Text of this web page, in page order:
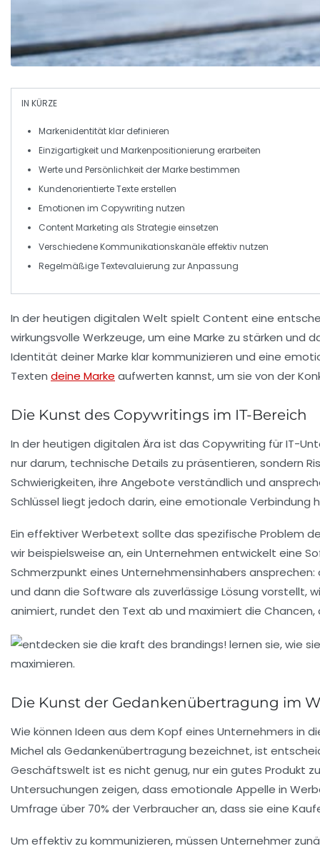
IN KÜRZE
Markenidentitätklar definieren
Einzigartigkeit und Markenpositionierung erarbeiten
Werteund Persönlichkeit der Marke bestimmen
KundenorientierteTexte erstellen
Emotionen im Copywriting nutzen
Content Marketing als Strategie einsetzen
VerschiedeneKommunikationskanäle effektiv nutzen
RegelmäßigeTextevaluierung zur Anpassung
In der heutigen digitalen Welt spielt Content eine
wirkungsvolle Werkzeuge, um eine Marke zu stärken und
Identität deiner Marke klar kommunizieren und eine
Texten deine Marke aufwerten kannst, um sie von der
Die Kunst des Copywritings im IT-Bereich
In der heutigen digitalen Ära ist das Copywriting für IT-
nur darum, technische Details zu präsentieren, sondern
Schwierigkeiten, ihre Angebote verständlich und
Schlüssel liegt jedoch darin, eine emotionale Verbindung
Ein effektiver Werbetext sollte das spezifische Problem
wir beispielsweise an, ein Unternehmen entwickelt eine
Schmerzpunkt eines Unternehmensinhabers
und dann die Software als zuverlässige Lösung vorstellt,
animiert, rundet den Text ab und maximiert die
Die Kunst der Gedankenübertragung im
Wie können Ideen aus dem Kopf eines Unternehmers in
Michel als Gedankenübertragung bezeichnet, ist
Geschäftswelt ist es nicht genug, nur ein gutes Produkt
Untersuchungen zeigen, dass emotionale Appelle in
Umfrage über 70% der Verbraucher an, dass sie eine
Um effektiv zu kommunizieren, müssen Unternehmer